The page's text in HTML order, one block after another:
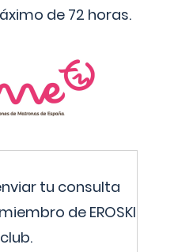
de 72 horas.
tu consulta
de EROSKI
club.